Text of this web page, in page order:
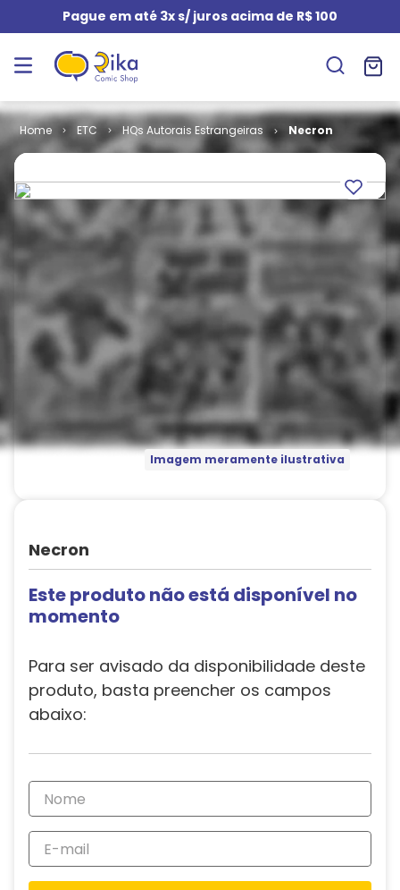
Pague em até 3x s/ juros acima de R$ 100
ETC HQs Autorais Estrangeiras Necron
Imagem meramente ilustrativa
Necron
Este produto não está disponível no
momento
Para ser avisado da disponibilidade deste
produto, basta preencher os campos
abaixo: